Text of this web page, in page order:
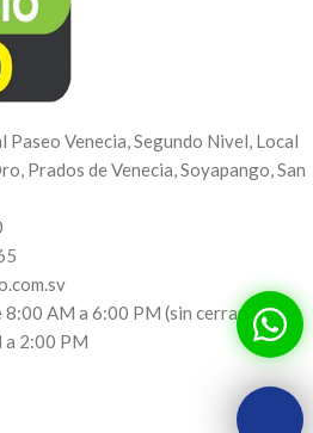
Paseo Venecia, Segundo Nivel, Local
Prados de Venecia, Soyapango, San
8:00 AM a 6:00 PM (sin cerrar al
a 2:00 PM